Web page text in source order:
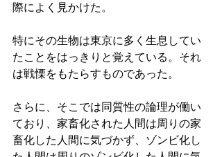
際によく見かけた。
特にその生物は東京に多く生息してい
たことをはっきりと覚えている。それ
は戦慄をもたらすものであった。
さらに、そこでは同質性の論理が働い
ており、家畜化された人間は周りの家
畜化した人間に気づかず、ゾンビ化し